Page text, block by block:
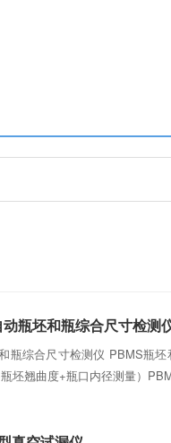
瓶坯和瓶综合尺寸检测
瓶综合尺寸检测仪 PBMS瓶
坯翘曲度+瓶口内径测量）